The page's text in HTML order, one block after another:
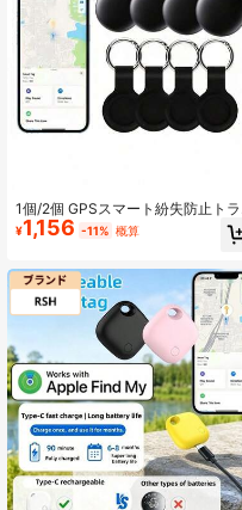
1個/2個 GPSスマート紛失防止トラ
ッカー - MFi認証、リアルタイム追
跡、取り付け不要、ペット、バッ
Myアプリ対応、安心の紛失防止
¥1,156 -11% 概算